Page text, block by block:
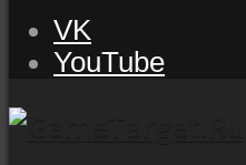
VK
YouTube